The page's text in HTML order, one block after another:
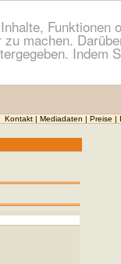
Funktionen
machen.
Indem
Kontakt Mediadaten Preise